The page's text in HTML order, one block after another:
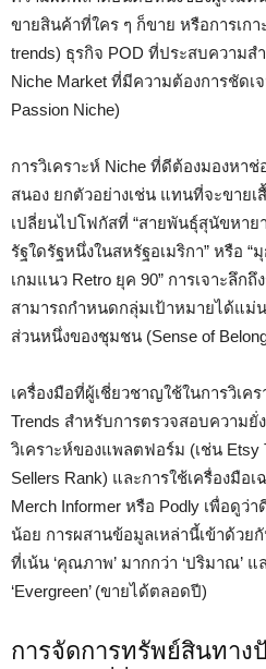
ขายสินค้าที่ใคร ๆ ก็ขาย หรือการเกา
trends) ธุรกิจ POD ที่ประสบความส
Niche Market ที่มีความต้องการชัดเ
Passion Niche)
การวิเคราะห์ Niche ที่ดีต้องมองหา
สนอง ยกตัวอย่างเช่น แทนที่จะขายเ
เปลี่ยนไปโฟกัสที่ “สายพันธุ์สุนัขหา
รัฐใดรัฐหนึ่งในสหรัฐอเมริกา” หรือ
เกมแนว Retro ยุค 90” การเจาะลึก
สามารถกำหนดกลุ่มเป้าหมายได้แม่
ส่วนหนึ่งของชุมชน (Sense of
เครื่องมือที่ผู้เชี่ยวชาญใช้ในการวิเค
Trends สำหรับการตรวจสอบความยั่
วิเคราะห์ของแพลตฟอร์ม (เช่น Etsy
Sellers Rank) และการใช้เครื่องมือ
Merch Informer หรือ Podly เพื่อดู
น้อย การผสานข้อมูลเหล่านี้เข้าด้ว
ที่เน้น ‘คุณภาพ’ มากกว่า ‘ปริมาณ’
‘Evergreen’ (ขายได้ตลอดปี)
การจัดการทรัพย์สินทา